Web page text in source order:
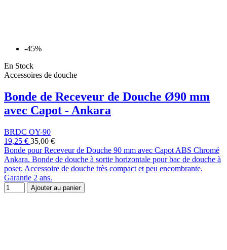
-45%
En Stock
Accessoires de douche
Bonde de Receveur de Douche Ø90 mm
avec Capot - Ankara
BRDC OY-90
19,25 € 35,00 €
Bonde pour Receveur de Douche 90 mm avec Capot ABS Chromé
Ankara. Bonde de douche à sortie horizontale pour bac de douche à
poser. Accessoire de douche très compact et peu encombrante.
Garantie 2 ans.
Ajouter au panier